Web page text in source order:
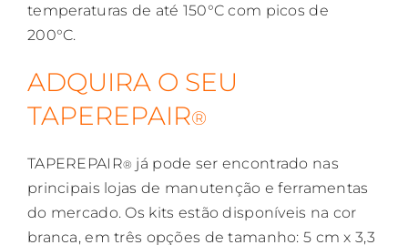
temperaturas de até 150°C com picos de
200°C.
ADQUIRA O SEU
TAPEREPAIR®
TAPEREPAIR® já pode ser encontrado nas
principais lojas de manutenção e ferramentas
do mercado. Os kits estão disponíveis na cor
branca, em três opções de tamanho: 5 cm x 3,3